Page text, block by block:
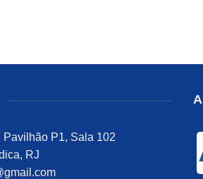
Pavilhão P1, Sala 102
RJ